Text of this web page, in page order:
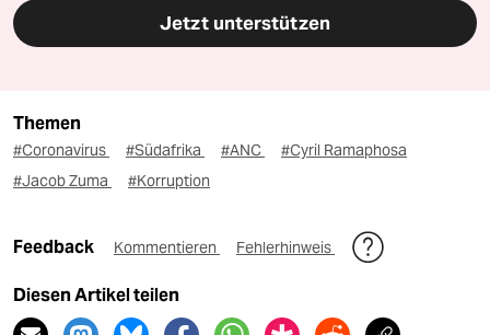
Jetzt unterstützen
Themen
#Coronavirus #Südafrika #ANC
#Cyril Ramaphosa
#Jacob Zuma
#Korruption
Feedback Kommentieren Fehlerhinweis
Diesen Artikel teilen